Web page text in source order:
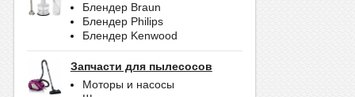
Блендер Braun
Блендер Philips
Блендер Kenwood
Запчасти для пылесосов
Моторы и насосы